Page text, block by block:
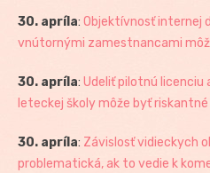
30. apríla: Objektívnosť internej
vnútornými zamestnancami
30. apríla: Udeliť pilotnú licenciu
leteckej školy môže byť
30. apríla: Závislosť vidieckych
problematická, ak to vedie k